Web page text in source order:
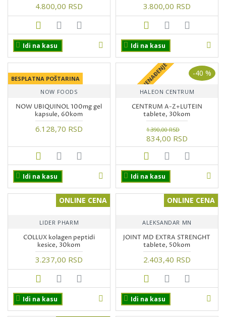
4.800,00 RSD
Idi na kasu
3.800,00 RSD
Idi na kasu
BESPLATNA POŠTARINA
NOW FOODS
NOW UBIQUINOL 100mg gel
kapsule, 60kom
6.128,70 RSD
Idi na kasu
+ POKLON IZNENAĐENJE -40 %
HALEON CENTRUM
CENTRUM A-Z+LUTEIN
tablete, 30kom
834,00 RSD
1.390,00 RSD
Idi na kasu
ONLINE CENA
LIDER PHARM
COLLUX kolagen peptidi
kesice, 30kom
3.237,00 RSD
Idi na kasu
ONLINE CENA
ALEKSANDAR MN
JOINT MD EXTRA STRENGHT
tablete, 50kom
2.403,40 RSD
Idi na kasu